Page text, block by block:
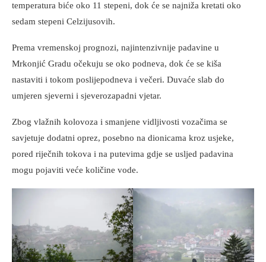
temperatura biće oko 11 stepeni, dok će se najniža kretati oko
sedam stepeni Celzijusovih.
Prema vremenskoj prognozi, najintenzivnije padavine u
Mrkonjić Gradu očekuju se oko podneva, dok će se kiša
nastaviti i tokom poslijepodneva i večeri. Duvaće slab do
umjeren sjeverni i sjeverozapadni vjetar.
Zbog vlažnih kolovoza i smanjene vidljivosti vozačima se
savjetuje dodatni oprez, posebno na dionicama kroz usjeke,
pored riječnih tokova i na putevima gdje se usljed padavina
mogu pojaviti veće količine vode.